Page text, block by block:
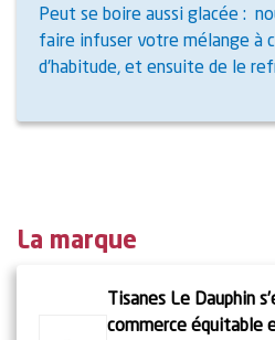
Peut se boire aussi glacée :
faire infuser votre mélange à
d'habitude, et ensuite de le
La marque
Tisanes Le Dauphin
commerce équitable